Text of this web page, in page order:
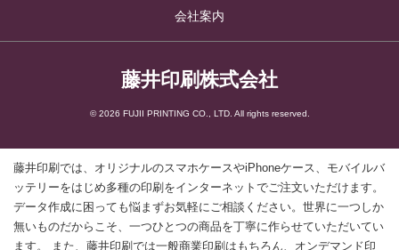
会社案内
藤井印刷株式会社
© 2026 FUJII PRINTING CO., LTD. All rights reserved.
藤井印刷では、オリジナルのスマホケースやiPhoneケース、モバイルバ
ッテリーをはじめ多種の印刷をインターネットでご注文いただけます。
データ作成に困っても悩まずお気軽にご相談ください。世界に一つしか
無いものだからこそ、一つひとつの商品を丁寧に作らせていただいてい
ます。 また、藤井印刷では一般商業印刷はもちろん、オンデマンド印